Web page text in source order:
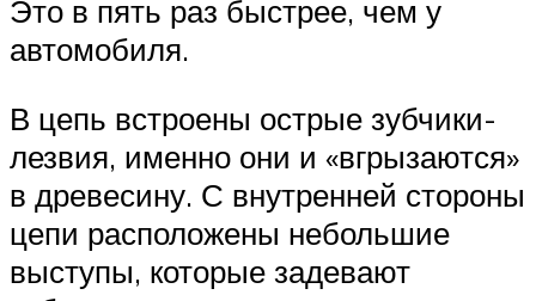
Это в пять раз быстрее, чем у
автомобиля.
В цепь встроены острые зубчики-
лезвия, именно они и «вгрызаются»
в древесину. С внутренней стороны
цепи расположены небольшие
выступы, которые задевают